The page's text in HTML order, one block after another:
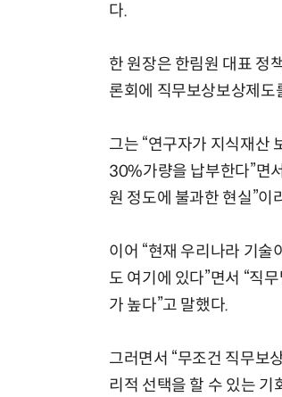
다.
한 원장은 한림원 대표 정
론회에 직무보상보상제도
그는 “연구자가 지식재산
30%가량을 납부한다”면
원 정도에 불과한 현실”이
이어 “현재 우리나라 기
도 여기에 있다”면서 “직
가 높다”고 말했다.
그러면서 “무조건 직무보
리적 선택을 할 수 있는 기